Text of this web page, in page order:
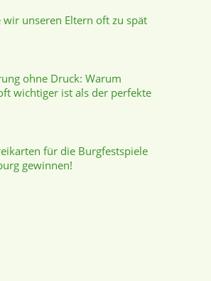
wir unseren Eltern oft zu spät
ohne Druck: Warum
wichtiger ist als der perfekte
für die Burgfestspiele
gewinnen!